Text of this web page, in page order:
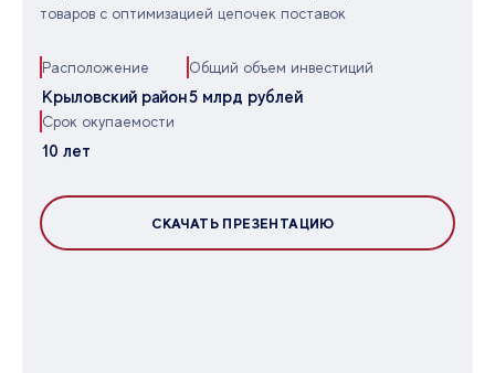
товаров с оптимизацией цепочек поставок
Расположение
Крыловский район
Общий объем инвестиций
5 млрд рублей
Срок окупаемости
10 лет
СКАЧАТЬ ПРЕЗЕНТАЦИЮ